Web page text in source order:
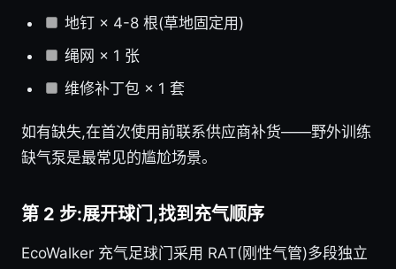
地钉 × 4-8 根(草地固定用)
绳网 × 1 张
维修补丁包 × 1 套
如有缺失,在首次使用前联系供应商补货——野外训练
缺气泵是最常见的尴尬场景。
第 2 步:展开球门,找到充气顺序
EcoWalker 充气足球门采用 RAT(刚性气管)多段独立